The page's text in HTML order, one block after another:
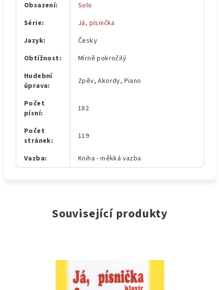
Obsazení:
Solo
Série:
Já, písnička
Jazyk:
Česky
Obtížnost:
Mírně pokročilý
Hudební
úprava: Zpěv, Akordy, Piano
Počet
písní: 182
Počet
stránek: 119
Vazba: Kniha - měkká vazba
Související produkty